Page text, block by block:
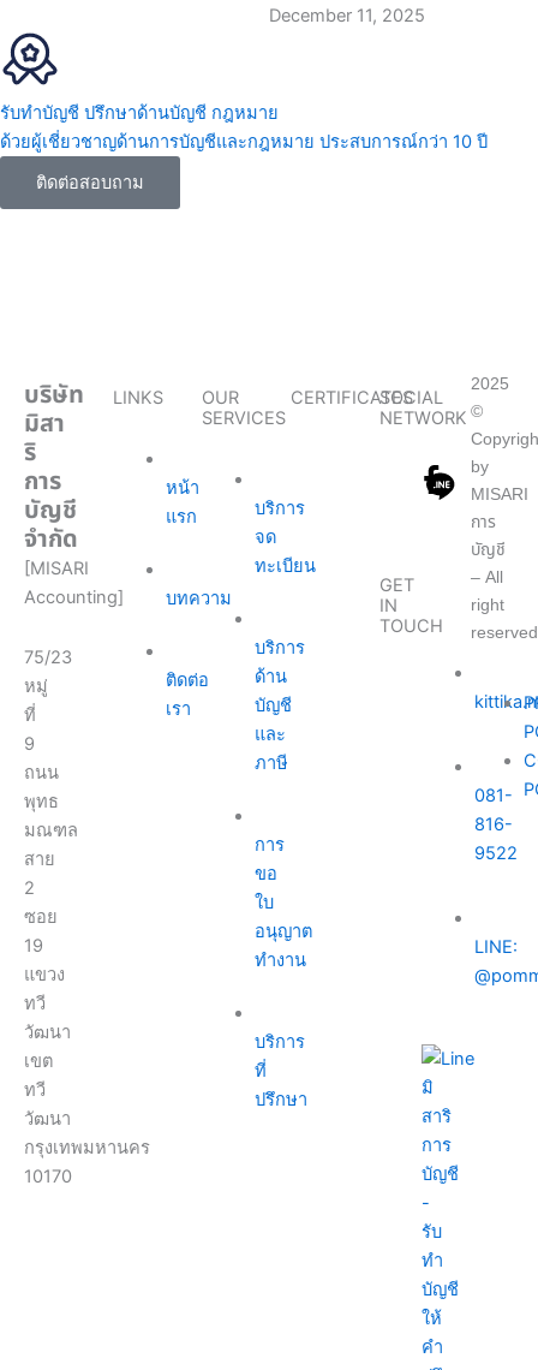
k
December 11, 2025
รับทำบัญชี ปรึกษาด้านบัญชี กฎหมาย
ด้วยผู้เชี่ยวชาญด้านการบัญชีและกฎหมาย ประสบการณ์กว่า 10 ปี
ติดต่อสอบถาม
บริษัท
มิสา
ริ
การ
บัญชี
จำกัด
[MISARI
Accounting]
75/23
หมู่
ที่
9
ถนน
พุทธ
มณฑล
สาย
2
ซอย
19
แขวง
ทวี
วัฒนา
เขต
ทวี
วัฒนา
กรุงเทพมหานคร
10170
LINKS
หน้า
แรก
บทความ
ติดต่อ
เรา
OUR
SERVICES
บริการ
จด
ทะเบียน
บริการ
ด้าน
บัญชี
และ
ภาษี
การ
ขอ
ใบ
อนุญาต
ทำงาน
บริการ
ที่
ปรึกษา
CERTIFICATESSOCIAL
NETWORK
GET
IN
TOUCH
081-
816-
9522
LINE:
2025
©
by
MISARI
การ
บัญชี
– All
right